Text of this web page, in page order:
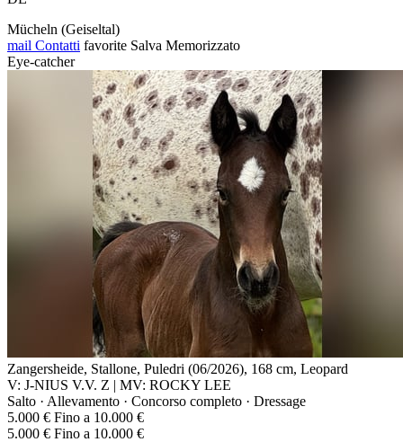
Mücheln (Geiseltal)
mail Contatti favorite Salva Memorizzato
Eye-catcher
Zangersheide, Stallone, Puledri (06/2026), 168 cm, Leopard
V: J-NIUS V.V. Z | MV: ROCKY LEE
Salto · Allevamento · Concorso completo · Dressage
5.000 € Fino a 10.000 €
5.000 € Fino a 10.000 €